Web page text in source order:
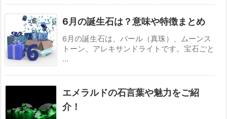
6月の誕生石は？意味や特徴まとめ
6月の誕生石は、パール（真珠）、ムーンス
トーン、アレキサンドライトです。宝石ごと
...
エメラルドの石言葉や魅力をご紹
介！